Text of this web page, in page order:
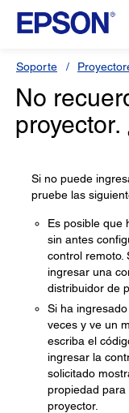
Soporte
No
Si no puede
pruebe las
Es posible que
sin antes
control remoto.
ingresar una
distribuidor de
Si ha
veces y ve un
escriba el
ingresar la
solicitado
propiedad
proyector.